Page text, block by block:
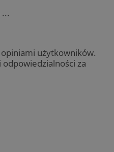
użytkowników.
za